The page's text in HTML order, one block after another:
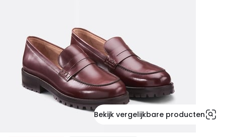
Bekijk vergelijkbare producten